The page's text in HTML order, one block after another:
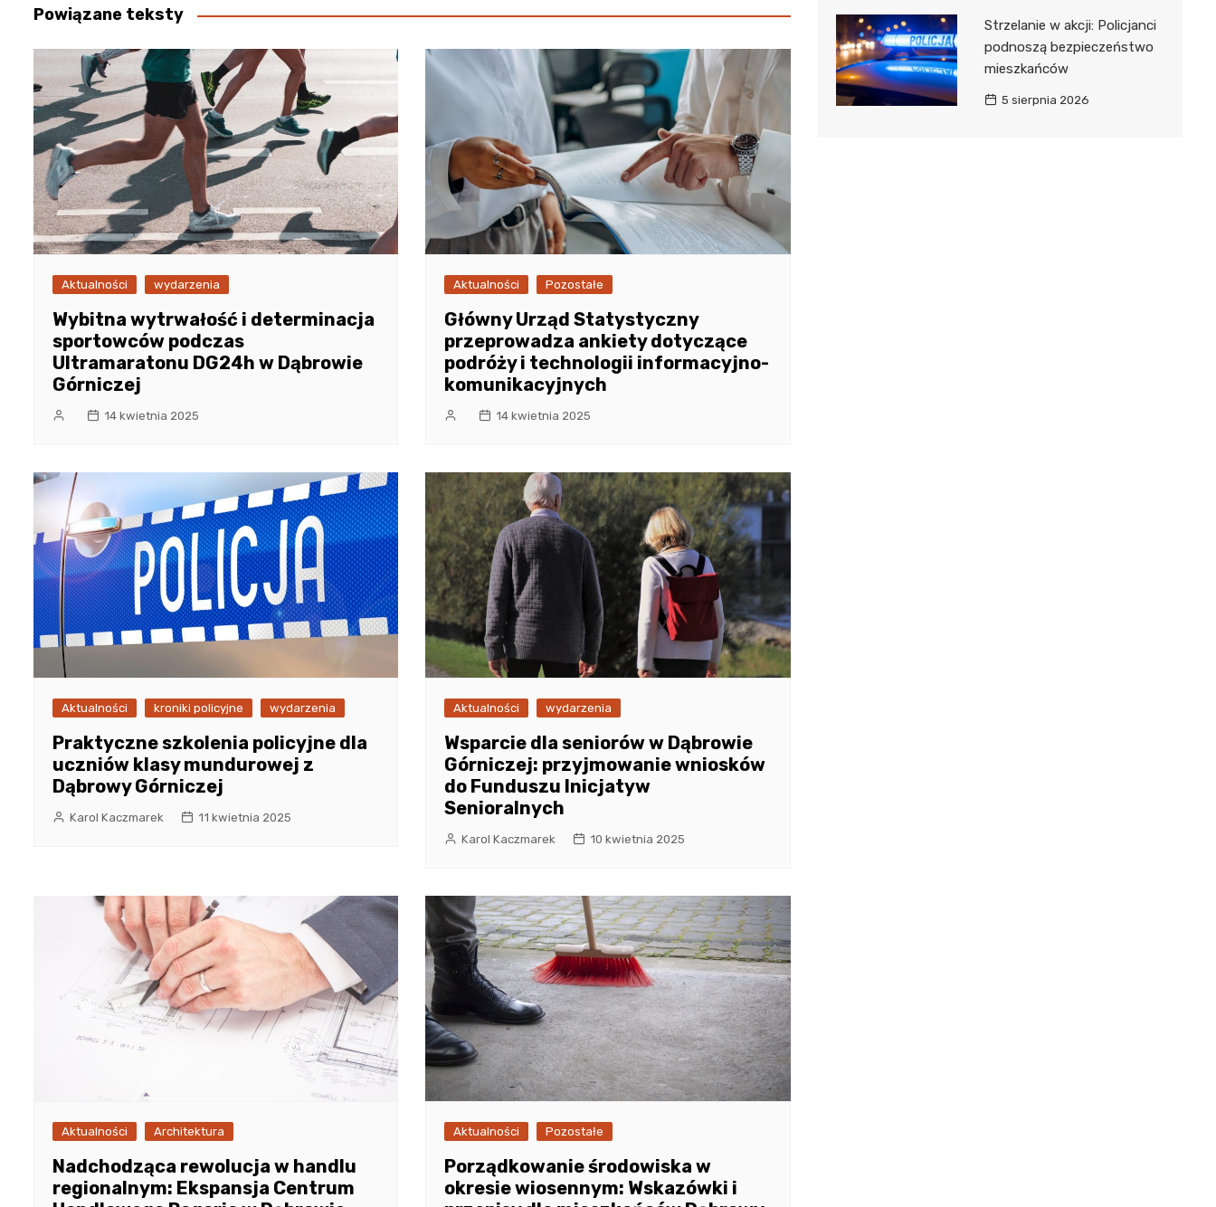
Powiązane teksty
Aktualności wydarzenia
Wybitna wytrwałość i determinacja
sportowców podczas
Ultramaratonu DG24h w Dąbrowie
Górniczej
14 kwietnia 2025
Aktualności Pozostałe
Główny Urząd Statystyczny
przeprowadza ankiety dotyczące
podróży i technologii informacyjno-
komunikacyjnych
14 kwietnia 2025
Aktualności kroniki policyjne wydarzenia
Praktyczne szkolenia policyjne dla
uczniów klasy mundurowej z
Dąbrowy Górniczej
Karol Kaczmarek 11 kwietnia 2025
Aktualności wydarzenia
Wsparcie dla seniorów w Dąbrowie
Górniczej: przyjmowanie wniosków
do Funduszu Inicjatyw
Senioralnych
Karol Kaczmarek 10 kwietnia 2025
Aktualności Architektura
Nadchodząca rewolucja w handlu
regionalnym: Ekspansja Centrum
Aktualności Pozostałe
Porządkowanie środowiska w
okresie wiosennym: Wskazówki i
Strzelanie w akcji: Policjanci
podnoszą bezpieczeństwo
mieszkańców
5 sierpnia 2026